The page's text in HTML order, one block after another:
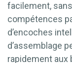
facilement,
compétences
d’encoches
d’assemblage
rapidement aux